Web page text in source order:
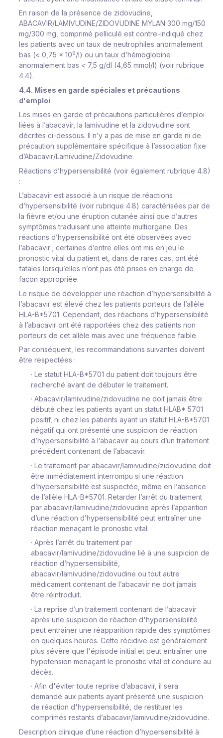
En raison de la présence de zidovudine,
ABACAVIR/LAMIVUDINE/ZIDOVUDINE MYLAN 300 mg/150
mg/300 mg, comprimé pelliculé est contre-indiqué chez
les patients avec un taux de neutrophiles anormalement
bas (< 0,75 x 109/l) ou un taux d’hémoglobine
anormalement bas < 7,5 g/dl (4,65 mmol/l) (voir rubrique
4.4).
4.4. Mises en garde spéciales et précautions
d'emploi
Les mises en garde et précautions particulières d’emploi
liées à l’abacavir, la lamivudine et la zidovudine sont
décrites ci-dessous. Il n’y a pas de mise en garde ni de
précaution supplémentaire spécifique à l’association fixe
d’Abacavir/Lamivudine/Zidovudine.
Réactions d’hypersensibilité (voir également rubrique 4.8)
:
L’abacavir est associé à un risque de réactions
d’hypersensibilité (voir rubrique 4.8) caractérisées par de
la fièvre et/ou une éruption cutanée ainsi que d’autres
symptômes traduisant une atteinte multiorgane. Des
réactions d’hypersensibilité ont été observées avec
l’abacavir ; certaines d’entre elles ont mis en jeu le
pronostic vital du patient et, dans de rares cas, ont été
fatales lorsqu’elles n’ont pas été prises en charge de
façon appropriée.
Le risque de développer une réaction d’hypersensibilité à
l’abacavir est élevé chez les patients porteurs de l’allèle
HLA-B*5701. Cependant, des réactions d’hypersensibilité
à l’abacavir ont été rapportées chez des patients non
porteurs de cet allèle mais avec une fréquence faible.
Par conséquent, les recommandations suivantes doivent
être respectées :
· Le statut HLA-B*5701 du patient doit toujours être
recherché avant de débuter le traitement.
· Abacavir/lamivudine/zidovudine ne doit jamais être
débuté chez les patients ayant un statut HLAB* 5701
positif, ni chez les patients ayant un statut HLA-B*5701
négatif qui ont présenté une suspicion de réaction
d’hypersensibilité à l’abacavir au cours d’un traitement
précédent contenant de l’abacavir.
· Le traitement par abacavir/lamivudine/zidovudine doit
être immédiatement interrompu si une réaction
d’hypersensibilité est suspectée, même en l’absence
de l’allèle HLA-B*5701. Retarder l’arrêt du traitement
par abacavir/lamivudine/zidovudine après l’apparition
d’une réaction d’hypersensibilité peut entraîner une
réaction menaçant le pronostic vital.
· Après l’arrêt du traitement par
abacavir/lamivudine/zidovudine lié à une suspicion de
réaction d’hypersensibilité,
abacavir/lamivudine/zidovudine ou tout autre
médicament contenant de l’abacavir ne doit jamais
être réintroduit.
· La reprise d’un traitement contenant de l’abacavir
après une suspicion de réaction d'hypersensibilité
peut entraîner une réapparition rapide des symptômes
en quelques heures. Cette récidive est généralement
plus sévère que l'épisode initial et peut entraîner une
hypotension menaçant le pronostic vital et conduire au
décès.
· Afin d'éviter toute reprise d’abacavir, il sera
demandé aux patients ayant présenté une suspicion
de réaction d'hypersensibilité, de restituer les
comprimés restants d’abacavir/lamivudine/zidovudine.
Description clinique d’une réaction d’hypersensibilité à